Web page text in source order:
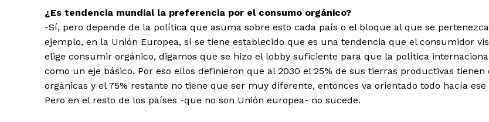
¿Es tendencia mundial la preferencia por el consumo orgánico?
-Sí, pero depende de la política que asuma sobre esto cada país o el bloque al que se
ejemplo, en la Unión Europea, sí se tiene establecido que es una tendencia que el consumidor
elige consumir orgánico, digamos que se hizo el lobby suficiente para que la política
como un eje básico. Por eso ellos definieron que al 2030 el 25% de sus tierras productivas tienen
orgánicas y el 75% restante no tiene que ser muy diferente, entonces va orientado todo hacía ese
Pero en el resto de los países -que no son Unión europea- no sucede.